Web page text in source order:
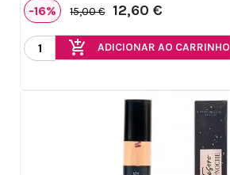
-16% 15,00 € 12,60 €
add_shopping_cart ADICIONAR AO CARRINHO